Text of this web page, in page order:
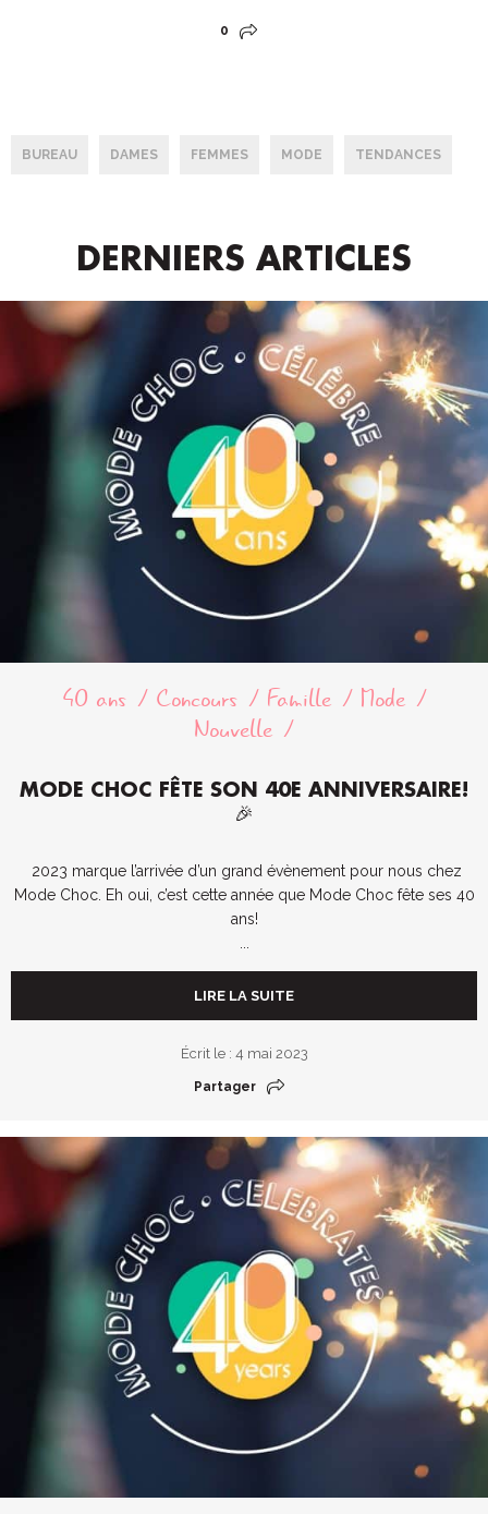
0
BUREAU DAMES FEMMES MODE TENDANCES
DERNIERS ARTICLES
40 ans Concours Famille
Mode
Nouvelle
MODE CHOC FÊTE SON 40E ANNIVERSAIRE!
🎉
2023 marque l’arrivée d’un grand évènement pour nous chez
Mode Choc. Eh oui, c’est cette année que Mode Choc fête ses 40
ans!
LIRE LA SUITE
Écrit le : 4 mai 2023
Partager